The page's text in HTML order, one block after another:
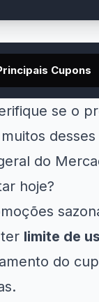
Cupons
se o
do
hoje?
limite de
do